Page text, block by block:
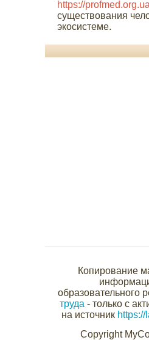
https://profmed.org.ua
существования
экосистеме.
Копирование
образовательного
труда - только с
на источник https://
Copyright